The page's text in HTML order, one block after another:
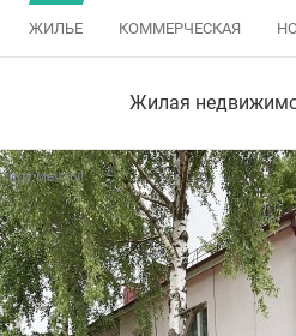
ЖИЛЬЕ КОММЕРЧЕСКАЯ
Жилая
мечты!